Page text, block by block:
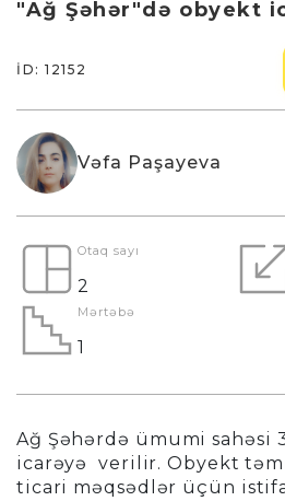
"Ağ Şəhər"də obyekt
İD: 12152
Vəfa Paşayeva
Otaq sayı
2
Mərtəbə
1
Ağ Şəhərdə ümumi sahəsi
icarəyə verilir. Obyekt
ticari məqsədlər üçün